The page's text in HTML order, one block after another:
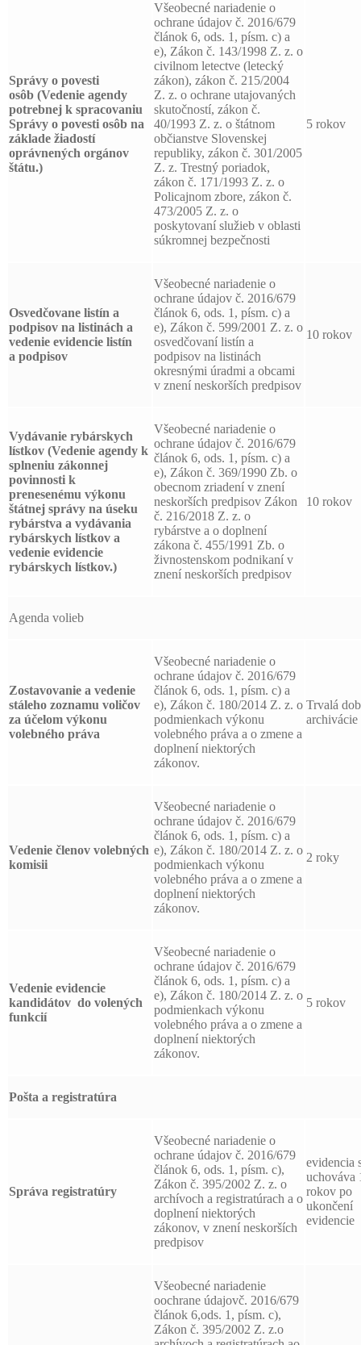
Správy o povesti
osôb (Vedenie agendy
potrebnej k spracovaniu
Správy o povesti osôb na
základe žiadostí
oprávnených orgánov
štátu.)
Všeobecné nariadenie o
ochrane údajov č. 2016/679
článok 6, ods. 1, písm. c) a
e), Zákon č. 143/1998 Z. z. o
civilnom letectve (letecký
zákon), zákon č. 215/2004
Z. z. o ochrane utajovaných
skutočností, zákon č.
40/1993 Z. z. o štátnom
občianstve Slovenskej
republiky, zákon č. 301/2005
Z. z. Trestný poriadok,
zákon č. 171/1993 Z. z. o
Policajnom zbore, zákon č.
473/2005 Z. z. o
poskytovaní služieb v oblasti
súkromnej bezpečnosti
5 rokov
Osvedčovane listín a
podpisov na listinách a
vedenie evidencie listín
a podpisov
Všeobecné nariadenie o
ochrane údajov č. 2016/679
článok 6, ods. 1, písm. c) a
e), Zákon č. 599/2001 Z. z. o
osvedčovaní listín a
podpisov na listinách
okresnými úradmi a obcami
v znení neskorších predpisov
10 rokov
Vydávanie rybárskych
lístkov (Vedenie agendy k
splneniu zákonnej
povinnosti k
prenesenému výkonu
štátnej správy na úseku
rybárstva a vydávania
rybárskych lístkov a
vedenie evidencie
rybárskych lístkov.)
Všeobecné nariadenie o
ochrane údajov č. 2016/679
článok 6, ods. 1, písm. c) a
e), Zákon č. 369/1990 Zb. o
obecnom zriadení v znení
neskorších predpisov Zákon
č. 216/2018 Z. z. o
rybárstve a o doplnení
zákona č. 455/1991 Zb. o
živnostenskom podnikaní v
znení neskorších predpisov
10 rokov
Agenda volieb
Zostavovanie a vedenie
stáleho zoznamu voličov
za účelom výkonu
volebného práva
Všeobecné nariadenie o
ochrane údajov č. 2016/679
článok 6, ods. 1, písm. c) a
e), Zákon č. 180/2014 Z. z. o
podmienkach výkonu
volebného práva a o zmene a
doplnení niektorých
zákonov.
Trvalá
archivácie
Vedenie členov volebných
komisii
Všeobecné nariadenie o
ochrane údajov č. 2016/679
článok 6, ods. 1, písm. c) a
e), Zákon č. 180/2014 Z. z. o
podmienkach výkonu
volebného práva a o zmene a
doplnení niektorých
zákonov.
2 roky
Vedenie evidencie
kandidátov do volených
funkcií
Všeobecné nariadenie o
ochrane údajov č. 2016/679
článok 6, ods. 1, písm. c) a
e), Zákon č. 180/2014 Z. z. o
podmienkach výkonu
volebného práva a o zmene a
doplnení niektorých
zákonov.
5 rokov
Pošta a registratúra
Správa registratúry
Všeobecné nariadenie o
ochrane údajov č. 2016/679
článok 6, ods. 1, písm. c),
Zákon č. 395/2002 Z. z. o
archívoch a registratúrach a o
doplnení niektorých
zákonov, v znení neskorších
predpisov
evidencia
uchováva
rokov po
ukončení
evidencie
Všeobecné nariadenie
oochrane údajovč. 2016/679
článok 6,ods. 1, písm. c),
Zákon č. 395/2002 Z. z.o